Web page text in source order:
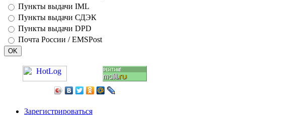
Пункты выдачи IML
Пункты выдачи СДЭК
Пункты выдачи DPD
Почта России / EMSPost
Зарегистрироваться